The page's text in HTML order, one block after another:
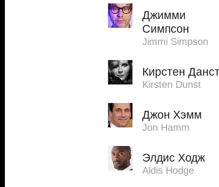
Джимми
Симпсон
Jimmi Simpson
Кирстен
Kirsten Dunst
Джон Хэмм
Jon Hamm
Элдис Ходж
Aldis Hodge